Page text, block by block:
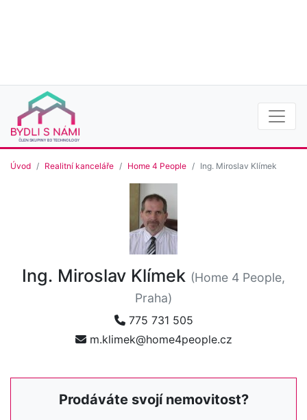
Úvod Realitní kanceláře Home 4 People Ing. Miroslav Klímek
Ing. Miroslav Klímek (Home 4 People,
Praha)
775 731 505
m.klimek@home4people.cz
Prodáváte svojí nemovitost?